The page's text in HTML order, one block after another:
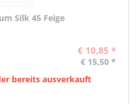
Silk 45 Feige
€ 10,85 *
€ 15,50 *
bereits ausverkauft